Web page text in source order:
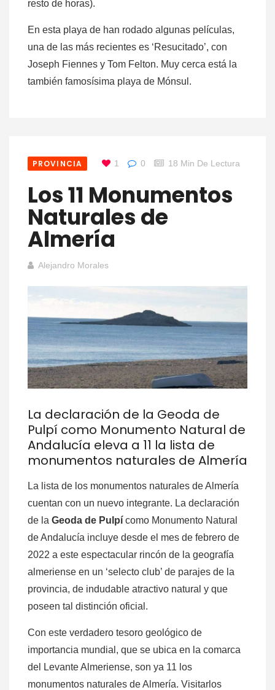
resto de horas).
En esta playa de han rodado algunas películas,
una de las más recientes es ‘Resucitado’, con
Joseph Fiennes y ‎Tom Felton. Muy cerca está la
también famosísima playa de Mónsul.
PROVINCIA 1 0 18 Min De Lectura
Los 11 Monumentos
Naturales de
Almería
Alejandro Morales
La declaración de la Geoda de
Pulpí como Monumento Natural de
Andalucía eleva a 11 la lista de
monumentos naturales de Almería
La lista de los monumentos naturales de Almería
cuentan con un nuevo integrante. La declaración
de la Geoda de Pulpí como Monumento Natural
de Andalucía incluye desde el mes de febrero de
2022 a este espectacular rincón de la geografía
almeriense en un ‘selecto club’ de parajes de la
provincia, de indudable atractivo natural y que
poseen tal distinción oficial.
Con este verdadero tesoro geológico de
importancia mundial, que se ubica en la comarca
del Levante Almeriense, son ya 11 los
monumentos naturales de Almería. Visitarlos